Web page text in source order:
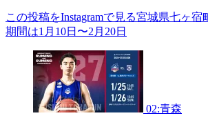
この投稿をInstagramで見る宮城県七ヶ宿
期間は1月10日〜2月20日
02:青森